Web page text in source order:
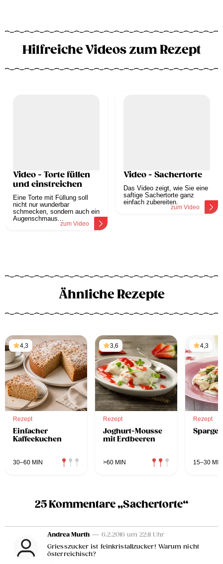
Hilfreiche Videos zum Rezept
Video - Torte füllen
und einstreichen
Eine Torte mit Füllung soll
nicht nur wunderbar
schmecken, sondern auch ein
Augenschmaus...
zum Video
Video - Sachertorte
Das Video zeigt, wie Sie eine
saftige Sachertorte ganz
einfach zubereiten.
zum Video
Ähnliche Rezepte
4,3
Rezept
Einfacher
Kaffeekuchen
30–60 MIN
3,6
Rezept
Joghurt-Mousse
mit Erdbeeren
>60 MIN
4,3
Rezept
15–30 MIN
25 Kommentare „Sachertorte“
Andrea Murth — 6.2.2016 um 22:11 Uhr
Griesszucker ist feinkristallzucker! Warum nicht
österreichisch?